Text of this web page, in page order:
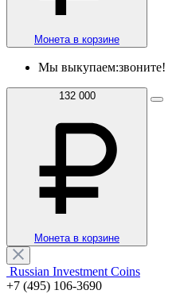
Монета в корзине
Мы выкупаем:звоните!
132 000
Монета в корзине
Russian Investment Coins
+7 (495) 106-3690